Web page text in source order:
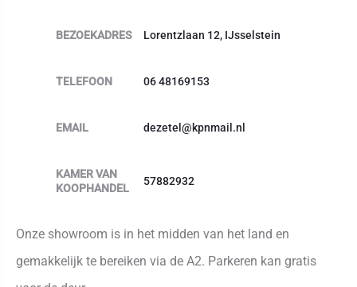
BEZOEKADRES Lorentzlaan 12, IJsselstein
TELEFOON 06 48169153
EMAIL dezetel@kpnmail.nl
KAMER VAN
KOOPHANDEL
57882932
Onze showroom is in het midden van het land en
gemakkelijk te bereiken via de A2. Parkeren kan gratis